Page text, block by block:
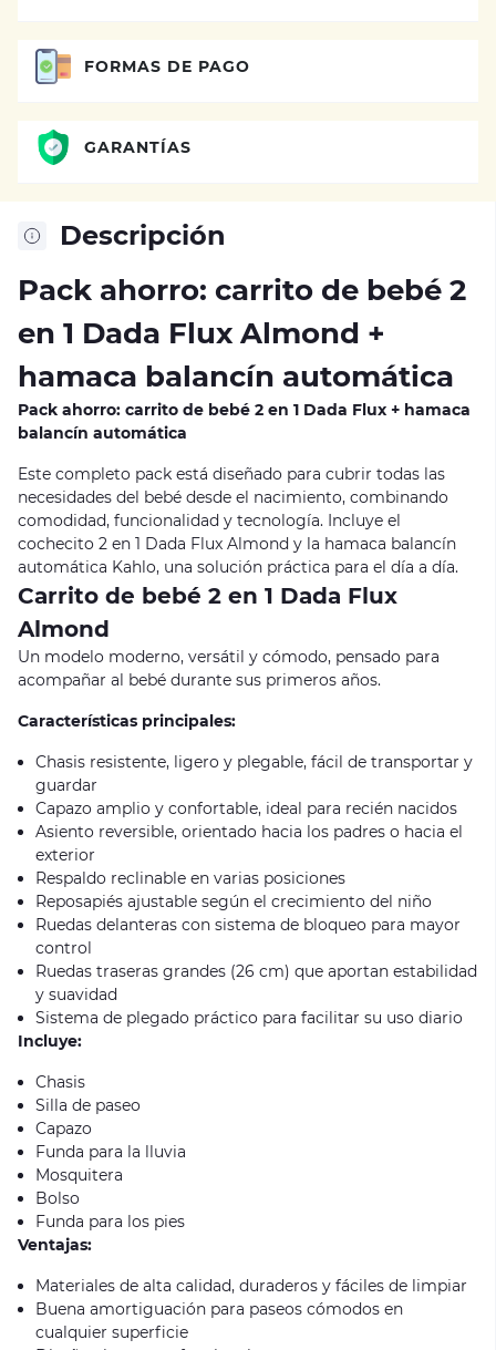
Descripción
Pack ahorro: carrito de bebé 2
en 1 Dada Flux Almond +
hamaca balancín automática
Pack ahorro: carrito de bebé 2 en 1 Dada Flux + hamaca
balancín automática
Este completo pack está diseñado para cubrir todas las
necesidades del bebé desde el nacimiento, combinando
comodidad, funcionalidad y tecnología. Incluye el
cochecito 2 en 1 Dada Flux Almond y la hamaca balancín
automática Kahlo, una solución práctica para el día a día.
Carrito de bebé 2 en 1 Dada Flux
Almond
Un modelo moderno, versátil y cómodo, pensado para
acompañar al bebé durante sus primeros años.
Características principales:
Chasis resistente, ligero y plegable, fácil de transportar y
guardar
Capazo amplio y confortable, ideal para recién nacidos
Asiento reversible, orientado hacia los padres o hacia el
exterior
Respaldo reclinable en varias posiciones
Reposapiés ajustable según el crecimiento del niño
Ruedas delanteras con sistema de bloqueo para mayor
control
Ruedas traseras grandes (26 cm) que aportan estabilidad
y suavidad
Sistema de plegado práctico para facilitar su uso diario
Incluye:
Chasis
Silla de paseo
Capazo
Funda para la lluvia
Mosquitera
Bolso
Funda para los pies
Ventajas:
Materiales de alta calidad, duraderos y fáciles de limpiar
Buena amortiguación para paseos cómodos en
cualquier superficie
FORMAS DE PAGO
GARANTÍAS